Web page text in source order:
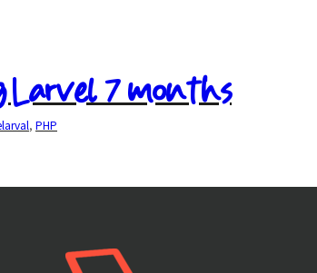
7 months
larval, PHP